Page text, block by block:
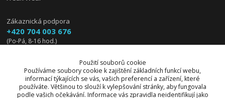
Zákaznická podpora
+420 704 003 676
(Po-Pá, 8-16 hod.)
info@freakwear.czPoužití souborů cookie
Používáme soubory cookie k zajištění základních funkcí webu,
informací týkajících se vás, vašich preferencí a zařízení, které
používáte. Většinou to slouží k vylepšování stránky, aby fungovala
podle vašich očekávání. Informace vás zpravidla neidentifikují jako